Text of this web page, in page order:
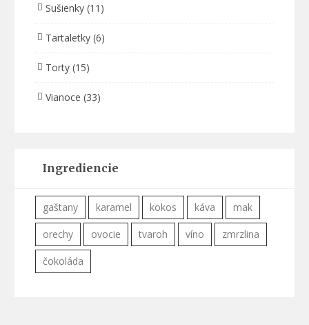
Sušienky (11)
Tartaletky (6)
Torty (15)
Vianoce (33)
Ingrediencie
gaštany karamel kokos káva mak
orechy ovocie tvaroh víno zmrzlina
čokoláda